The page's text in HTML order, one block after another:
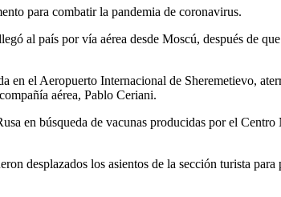
para combatir la pandemia de coronavirus.
al país por vía aérea desde Moscú, después de
el Aeropuerto Internacional de Sheremetievo,
aérea, Pablo Ceriani.
en búsqueda de vacunas producidas por el
desplazados los asientos de la sección turista